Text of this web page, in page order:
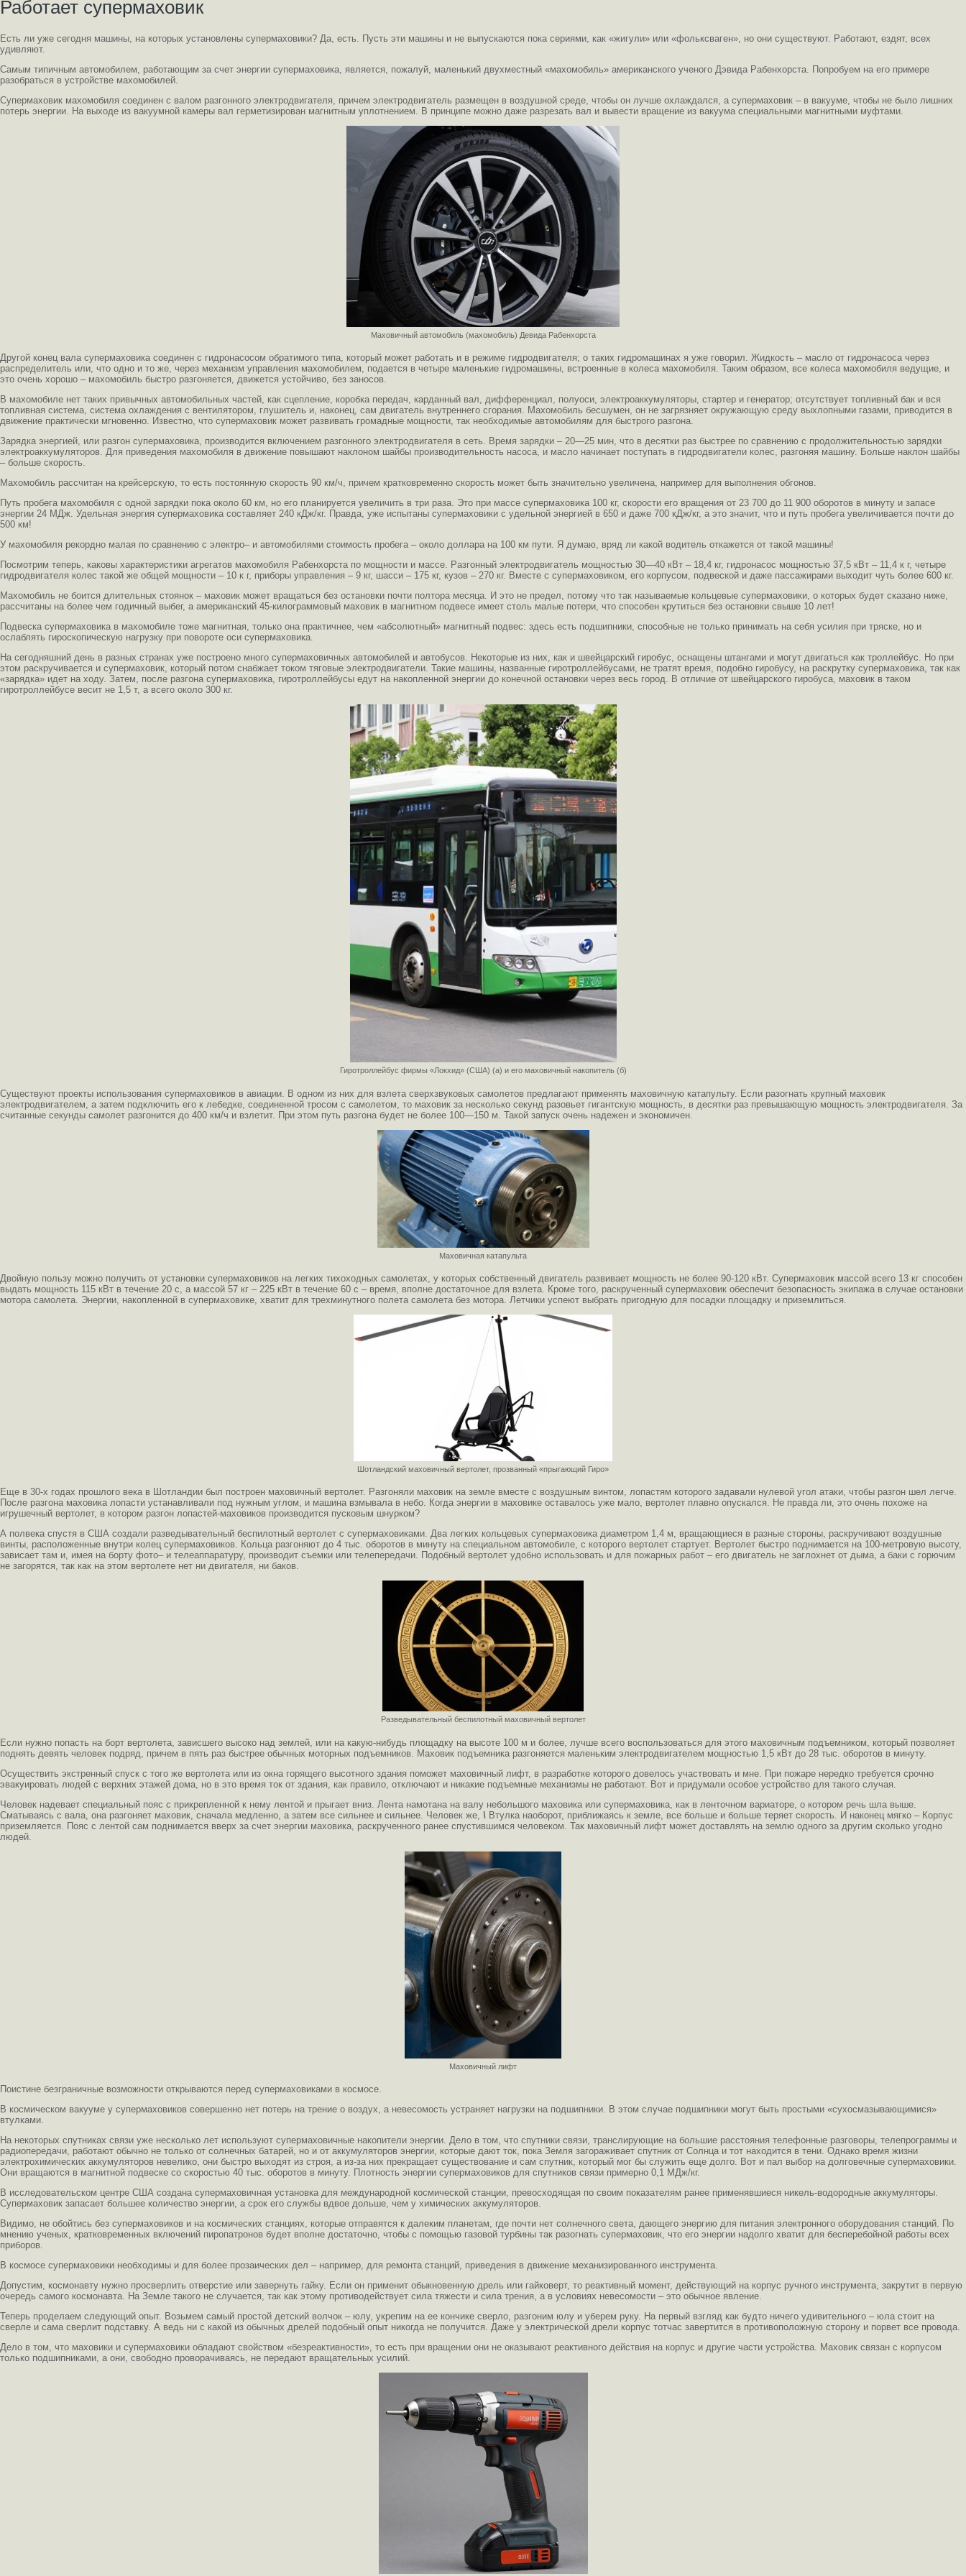
Работает супермаховик
Есть ли уже сегодня машины, на которых установлены супермаховики? Да, есть. Пусть эти машины и не выпускаются пока сериями, как «жигули» или «фольксваген», но они существуют. Работают, ездят, всех
удивляют.
Самым типичным автомобилем, работающим за счет энергии супермаховика, является, пожалуй, маленький двухместный «махомобиль» американского ученого Дэвида Рабенхорста. Попробуем на его примере
разобраться в устройстве махомобилей.
Супермаховик махомобиля соединен с валом разгонного электродвигателя, причем электродвигатель размещен в воздушной среде, чтобы он лучше охлаждался, а супермаховик – в вакууме, чтобы не было лишних
потерь энергии. На выходе из вакуумной камеры вал герметизирован магнитным уплотнением. В принципе можно даже разрезать вал и вывести вращение из вакуума специальными магнитными муфтами.
Маховичный автомобиль (махомобиль) Девида Рабенхорста
Другой конец вала супермаховика соединен с гидронасосом обратимого типа, который может работать и в режиме гидродвигателя; о таких гидромашинах я уже говорил. Жидкость – масло от гидронасоса через
распределитель или, что одно и то же, через механизм управления махомобилем, подается в четыре маленькие гидромашины, встроенные в колеса махомобиля. Таким образом, все колеса махомобиля ведущие, и
это очень хорошо – махомобиль быстро разгоняется, движется устойчиво, без заносов.
В махомобиле нет таких привычных автомобильных частей, как сцепление, коробка передач, карданный вал, дифференциал, полуоси, электроаккумуляторы, стартер и генератор; отсутствует топливный бак и вся
топливная система, система охлаждения с вентилятором, глушитель и, наконец, сам двигатель внутреннего сгорания. Махомобиль бесшумен, он не загрязняет окружающую среду выхлопными газами, приводится в
движение практически мгновенно. Известно, что супермаховик может развивать громадные мощности, так необходимые автомобилям для быстрого разгона.
Зарядка энергией, или разгон супермаховика, производится включением разгонного электродвигателя в сеть. Время зарядки – 20—25 мин, что в десятки раз быстрее по сравнению с продолжительностью зарядки
электроаккумуляторов. Для приведения махомобиля в движение повышают наклоном шайбы производительность насоса, и масло начинает поступать в гидродвигатели колес, разгоняя машину. Больше наклон шайбы
– больше скорость.
Махомобиль рассчитан на крейсерскую, то есть постоянную скорость 90 км/ч, причем кратковременно скорость может быть значительно увеличена, например для выполнения обгонов.
Путь пробега махомобиля с одной зарядки пока около 60 км, но его планируется увеличить в три раза. Это при массе супермаховика 100 кг, скорости его вращения от 23 700 до 11 900 оборотов в минуту и запасе
энергии 24 МДж. Удельная энергия супермаховика составляет 240 кДж/кг. Правда, уже испытаны супермаховики с удельной энергией в 650 и даже 700 кДж/кг, а это значит, что и путь пробега увеличивается почти до
500 км!
У махомобиля рекордно малая по сравнению с электро– и автомобилями стоимость пробега – около доллара на 100 км пути. Я думаю, вряд ли какой водитель откажется от такой машины!
Посмотрим теперь, каковы характеристики агрегатов махомобиля Рабенхорста по мощности и массе. Разгонный электродвигатель мощностью 30—40 кВт – 18,4 кг, гидронасос мощностью 37,5 кВт – 11,4 к г, четыре
гидродвигателя колес такой же общей мощности – 10 к г, приборы управления – 9 кг, шасси – 175 кг, кузов – 270 кг. Вместе с супермаховиком, его корпусом, подвеской и даже пассажирами выходит чуть более 600 кг.
Махомобиль не боится длительных стоянок – маховик может вращаться без остановки почти полтора месяца. И это не предел, потому что так называемые кольцевые супермаховики, о которых будет сказано ниже,
рассчитаны на более чем годичный выбег, а американский 45-килограммовый маховик в магнитном подвесе имеет столь малые потери, что способен крутиться без остановки свыше 10 лет!
Подвеска супермаховика в махомобиле тоже магнитная, только она практичнее, чем «абсолютный» магнитный подвес: здесь есть подшипники, способные не только принимать на себя усилия при тряске, но и
ослаблять гироскопическую нагрузку при повороте оси супермаховика.
На сегодняшний день в разных странах уже построено много супермаховичных автомобилей и автобусов. Некоторые из них, как и швейцарский гиробус, оснащены штангами и могут двигаться как троллейбус. Но при
этом раскручивается и супермаховик, который потом снабжает током тяговые электродвигатели. Такие машины, названные гиротроллейбусами, не тратят время, подобно гиробусу, на раскрутку супермаховика, так как
«зарядка» идет на ходу. Затем, после разгона супермаховика, гиротроллейбусы едут на накопленной энергии до конечной остановки через весь город. В отличие от швейцарского гиробуса, маховик в таком
гиротроллейбусе весит не 1,5 т, а всего около 300 кг.
Гиротроллейбус фирмы «Локхид» (США) (а) и его маховичный накопитель (б)
Существуют проекты использования супермаховиков в авиации. В одном из них для взлета сверхзвуковых самолетов предлагают применять маховичную катапульту. Если разогнать крупный маховик
электродвигателем, а затем подключить его к лебедке, соединенной тросом с самолетом, то маховик за несколько секунд разовьет гигантскую мощность, в десятки раз превышающую мощность электродвигателя. За
считанные секунды самолет разгонится до 400 км/ч и взлетит. При этом путь разгона будет не более 100—150 м. Такой запуск очень надежен и экономичен.
Маховичная катапульта
Двойную пользу можно получить от установки супермаховиков на легких тихоходных самолетах, у которых собственный двигатель развивает мощность не более 90-120 кВт. Супермаховик массой всего 13 кг способен
выдать мощность 115 кВт в течение 20 с, а массой 57 кг – 225 кВт в течение 60 с – время, вполне достаточное для взлета. Кроме того, раскрученный супермаховик обеспечит безопасность экипажа в случае остановки
мотора самолета. Энергии, накопленной в супермаховике, хватит для трехминутного полета самолета без мотора. Летчики успеют выбрать пригодную для посадки площадку и приземлиться.
Шотландский маховичный вертолет, прозванный «прыгающий Гиро»
Еще в 30-х годах прошлого века в Шотландии был построен маховичный вертолет. Разгоняли маховик на земле вместе с воздушным винтом, лопастям которого задавали нулевой угол атаки, чтобы разгон шел легче.
После разгона маховика лопасти устанавливали под нужным углом, и машина взмывала в небо. Когда энергии в маховике оставалось уже мало, вертолет плавно опускался. Не правда ли, это очень похоже на
игрушечный вертолет, в котором разгон лопастей-маховиков производится пусковым шнурком?
А полвека спустя в США создали разведывательный беспилотный вертолет с супермаховиками. Два легких кольцевых супермаховика диаметром 1,4 м, вращающиеся в разные стороны, раскручивают воздушные
винты, расположенные внутри колец супермаховиков. Кольца разгоняют до 4 тыс. оборотов в минуту на специальном автомобиле, с которого вертолет стартует. Вертолет быстро поднимается на 100-метровую высоту,
зависает там и, имея на борту фото– и телеаппаратуру, производит съемки или телепередачи. Подобный вертолет удобно использовать и для пожарных работ – его двигатель не заглохнет от дыма, а баки с горючим
не загорятся, так как на этом вертолете нет ни двигателя, ни баков.
Разведывательный беспилотный маховичный вертолет
Если нужно попасть на борт вертолета, зависшего высоко над землей, или на какую-нибудь площадку на высоте 100 м и более, лучше всего воспользоваться для этого маховичным подъемником, который позволяет
поднять девять человек подряд, причем в пять раз быстрее обычных моторных подъемников. Маховик подъемника разгоняется маленьким электродвигателем мощностью 1,5 кВт до 28 тыс. оборотов в минуту.
Осуществить экстренный спуск с того же вертолета или из окна горящего высотного здания поможет маховичный лифт, в разработке которого довелось участвовать и мне. При пожаре нередко требуется срочно
эвакуировать людей с верхних этажей дома, но в это время ток от здания, как правило, отключают и никакие подъемные механизмы не работают. Вот и придумали особое устройство для такого случая.
Человек надевает специальный пояс с прикрепленной к нему лентой и прыгает вниз. Лента намотана на валу небольшого маховика или супермаховика, как в ленточном вариаторе, о котором речь шла выше.
Сматываясь с вала, она разгоняет маховик, сначала медленно, а затем все сильнее и сильнее. Человек же, \ Втулка наоборот, приближаясь к земле, все больше и больше теряет скорость. И наконец мягко – Корпус
приземляется. Пояс с лентой сам поднимается вверх за счет энергии маховика, раскрученного ранее спустившимся человеком. Так маховичный лифт может доставлять на землю одного за другим сколько угодно
людей.
Маховичный лифт
Поистине безграничные возможности открываются перед супермаховиками в космосе.
В космическом вакууме у супермаховиков совершенно нет потерь на трение о воздух, а невесомость устраняет нагрузки на подшипники. В этом случае подшипники могут быть простыми «сухосмазывающимися»
втулками.
На некоторых спутниках связи уже несколько лет используют супермаховичные накопители энергии. Дело в том, что спутники связи, транслирующие на большие расстояния телефонные разговоры, телепрограммы и
радиопередачи, работают обычно не только от солнечных батарей, но и от аккумуляторов энергии, которые дают ток, пока Земля загораживает спутник от Солнца и тот находится в тени. Однако время жизни
электрохимических аккумуляторов невелико, они быстро выходят из строя, а из-за них прекращает существование и сам спутник, который мог бы служить еще долго. Вот и пал выбор на долговечные супермаховики.
Они вращаются в магнитной подвеске со скоростью 40 тыс. оборотов в минуту. Плотность энергии супермаховиков для спутников связи примерно 0,1 МДж/кг.
В исследовательском центре США создана супермаховичная установка для международной космической станции, превосходящая по своим показателям ранее применявшиеся никель-водородные аккумуляторы.
Супермаховик запасает большее количество энергии, а срок его службы вдвое дольше, чем у химических аккумуляторов.
Видимо, не обойтись без супермаховиков и на космических станциях, которые отправятся к далеким планетам, где почти нет солнечного света, дающего энергию для питания электронного оборудования станций. По
мнению ученых, кратковременных включений пиропатронов будет вполне достаточно, чтобы с помощью газовой турбины так разогнать супермаховик, что его энергии надолго хватит для бесперебойной работы всех
приборов.
В космосе супермаховики необходимы и для более прозаических дел – например, для ремонта станций, приведения в движение механизированного инструмента.
Допустим, космонавту нужно просверлить отверстие или завернуть гайку. Если он применит обыкновенную дрель или гайковерт, то реактивный момент, действующий на корпус ручного инструмента, закрутит в первую
очередь самого космонавта. На Земле такого не случается, так как этому противодействует сила тяжести и сила трения, а в условиях невесомости – это обычное явление.
Теперь проделаем следующий опыт. Возьмем самый простой детский волчок – юлу, укрепим на ее кончике сверло, разгоним юлу и уберем руку. На первый взгляд как будто ничего удивительного – юла стоит на
сверле и сама сверлит подставку. А ведь ни с какой из обычных дрелей подобный опыт никогда не получится. Даже у электрической дрели корпус тотчас завертится в противоположную сторону и порвет все провода.
Дело в том, что маховики и супермаховики обладают свойством «безреактивности», то есть при вращении они не оказывают реактивного действия на корпус и другие части устройства. Маховик связан с корпусом
только подшипниками, а они, свободно проворачиваясь, не передают вращательных усилий.